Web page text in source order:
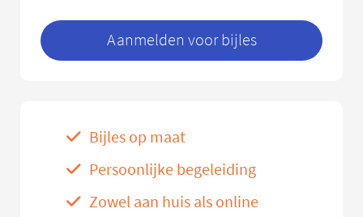
Aanmelden voor bijles
Bijles op maat
Persoonlijke begeleiding
Zowel aan huis als online